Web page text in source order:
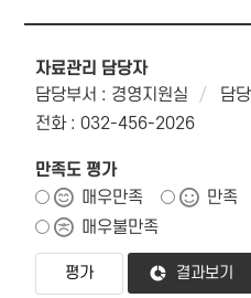
자료관리 담당자
담당부서 : 경영지원실
담
전화 : 032-456-2026
만족도 평가
매우만족
만족
매우불만족
결과보기